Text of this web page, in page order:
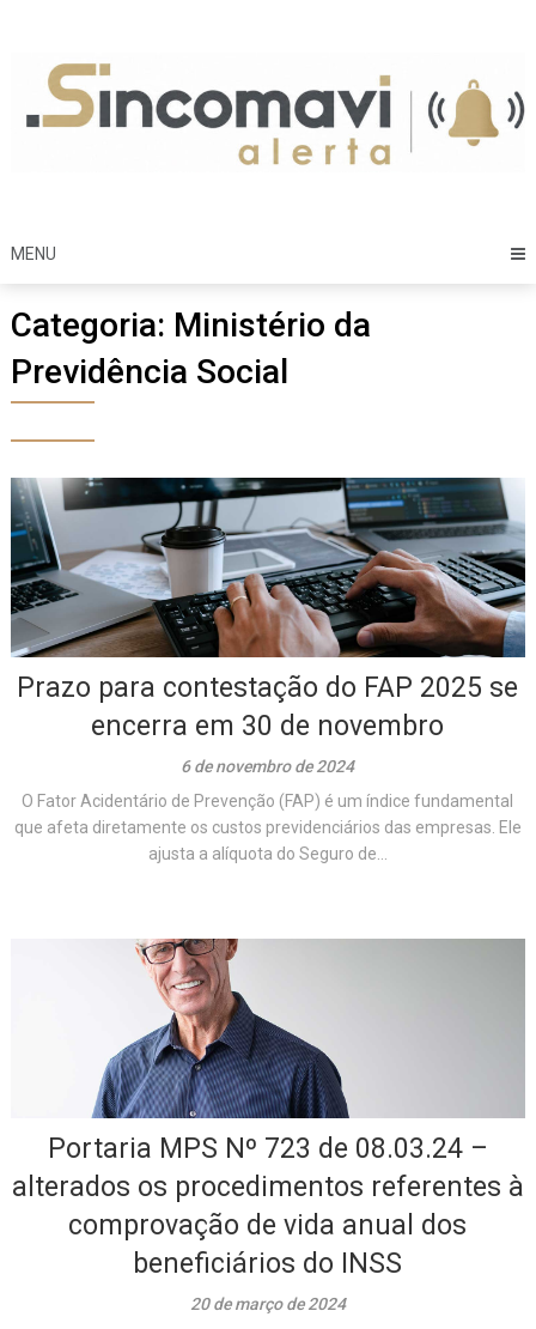
content
MENU
Categoria: Ministério da
Previdência Social
Prazo para contestação do FAP 2025 se
encerra em 30 de novembro
6 de novembro de 2024
O Fator Acidentário de Prevenção (FAP) é um índice fundamental
que afeta diretamente os custos previdenciários das empresas. Ele
ajusta a alíquota do Seguro de...
Portaria MPS Nº 723 de 08.03.24 –
alterados os procedimentos referentes à
comprovação de vida anual dos
beneficiários do INSS
20 de março de 2024